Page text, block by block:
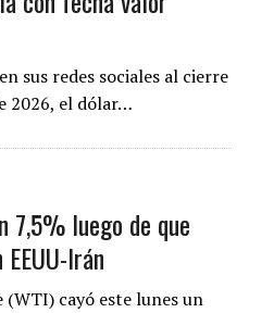
sus redes sociales al cierre
2026, el dólar…
7,5% luego de que
Irán
cayó este lunes un